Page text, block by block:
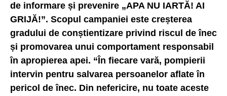
de informare și prevenire „APA NU IARTĂ! AI
GRIJĂ!”. Scopul campaniei este creșterea
gradului de conștientizare privind riscul de înec
și promovarea unui comportament responsabil
în apropierea apei. “În fiecare vară, pompierii
intervin pentru salvarea persoanelor aflate în
pericol de înec. Din nefericire, nu toate aceste